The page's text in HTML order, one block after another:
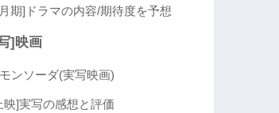
期]ドラマの内容/期待度を予想
]映画
ンソーダ(実写映画)
映]実写の感想と評価